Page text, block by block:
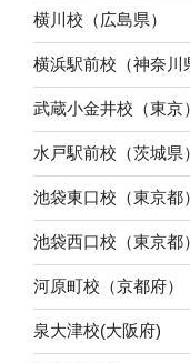
横川校（広島県）
横浜駅前校（神奈川
武蔵小金井校（東京）
水戸駅前校（茨城県）
池袋東口校（東京都）
池袋西口校（東京都）
河原町校（京都府）
泉大津校(大阪府)